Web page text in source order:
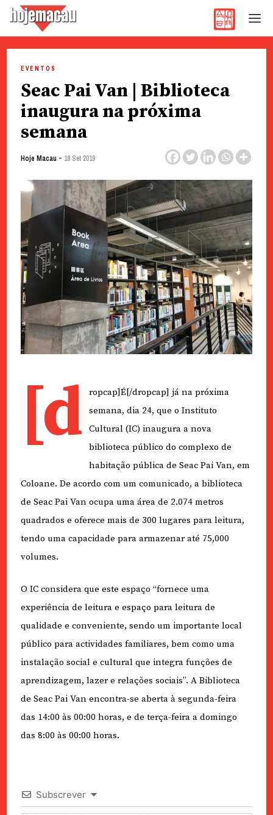
content
EVENTOS
Seac Pai Van | Biblioteca
inaugura na próxima
semana
Hoje Macau - 18 Set 2019
[d
ropcap]É[/dropcap] já na próxima
semana, dia 24, que o Instituto
Cultural (IC) inaugura a nova
biblioteca público do complexo de
habitação pública de Seac Pai Van, em
Coloane. De acordo com um comunicado, a biblioteca
de Seac Pai Van ocupa uma área de 2.074 metros
quadrados e oferece mais de 300 lugares para leitura,
tendo uma capacidade para armazenar até 75,000
volumes.
O IC considera que este espaço “fornece uma
experiência de leitura e espaço para leitura de
qualidade e conveniente, sendo um importante local
público para actividades familiares, bem como uma
instalação social e cultural que integra funções de
aprendizagem, lazer e relações sociais”. A Biblioteca
de Seac Pai Van encontra-se aberta à segunda-feira
das 14:00 às 00:00 horas, e de terça-feira a domingo
das 8:00 às 00:00 horas.
Subscrever